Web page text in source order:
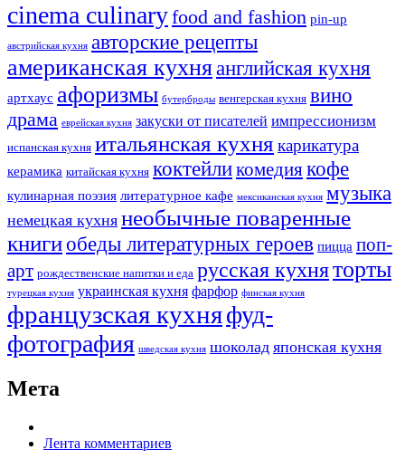
cinema culinaryfood аnd fashion pin-up
австрийская кухня авторские рецепты
американская кухняанглийская кухня
артхаус афоризмы бутерброды венгерская кухня вино
драма еврейская кухня закуски от писателей импрессионизм
испанская кухня итальянская кухня карикатура
керамика китайская кухня коктейликомедиякофе
кулинарная поэзия литературное кафе мексиканская кухня музыка
немецкая кухня необычные поваренные
книгиобеды литературных героев пицца поп-
арт рождественские напитки и еда русская кухняторты
турецкая кухня украинская кухня фарфор финская кухня
французская кухняфуд-
фотография шведская кухня шоколад японская кухня
Мета
Лента комментариев